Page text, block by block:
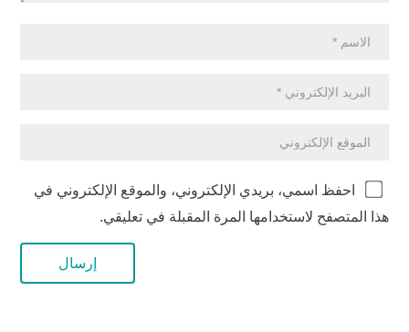
احفظ اسمي، بريدي الإلكتروني، والموقع الإلكتروني في
هذا المتصفح لاستخدامها المرة المقبلة في تعليقي.